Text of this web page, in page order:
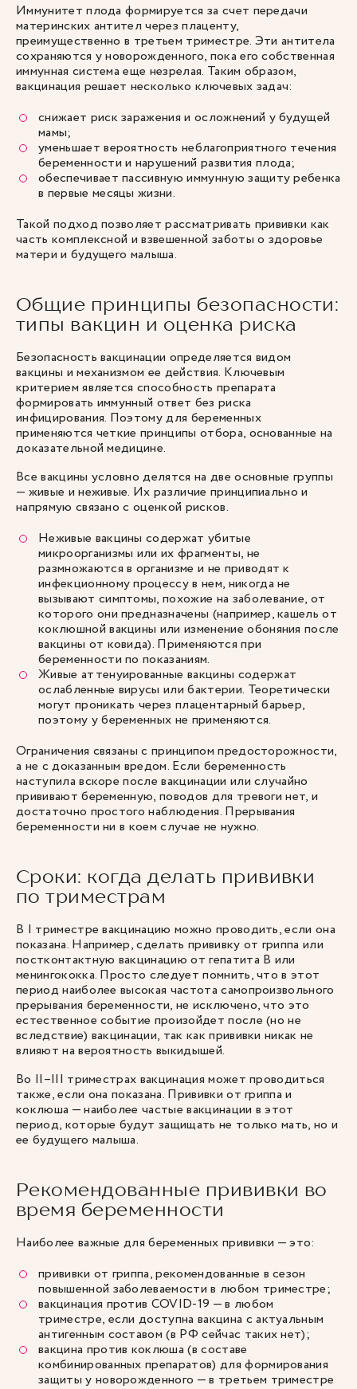
Иммунитет плода формируется за счет передачи
материнских антител через плаценту,
преимущественно в третьем триместре. Эти антитела
сохраняются у новорожденного, пока его собственная
иммунная система еще незрелая. Таким образом,
вакцинация решает несколько ключевых задач:
снижает риск заражения и осложнений у будущей
мамы;
уменьшает вероятность неблагоприятного течения
беременности и нарушений развития плода;
обеспечивает пассивную иммунную защиту ребенка
в первые месяцы жизни.
Такой подход позволяет рассматривать прививки как
часть комплексной и взвешенной заботы о здоровье
матери и будущего малыша.
Общие принципы безопасности:
типы вакцин и оценка риска
Безопасность вакцинации определяется видом
вакцины и механизмом ее действия. Ключевым
критерием является способность препарата
формировать иммунный ответ без риска
инфицирования. Поэтому для беременных
применяются четкие принципы отбора, основанные на
доказательной медицине.
Все вакцины условно делятся на две основные группы
— живые и неживые. Их различие принципиально и
напрямую связано с оценкой рисков.
Неживые вакцины содержат убитые
микроорганизмы или их фрагменты, не
размножаются в организме и не приводят к
инфекционному процессу в нем, никогда не
вызывают симптомы, похожие на заболевание, от
которого они предназначены (например, кашель от
коклюшной вакцины или изменение обоняния после
вакцины от ковида). Применяются при
беременности по показаниям.
Живые аттенуированные вакцины содержат
ослабленные вирусы или бактерии. Теоретически
могут проникать через плацентарный барьер,
поэтому у беременных не применяются.
Ограничения связаны с принципом предосторожности,
а не с доказанным вредом. Если беременность
наступила вскоре после вакцинации или случайно
прививают беременную, поводов для тревоги нет, и
достаточно простого наблюдения. Прерывания
беременности ни в коем случае не нужно.
Сроки: когда делать прививки
по триместрам
В I триместре вакцинацию можно проводить, если она
показана. Например, сделать прививку от гриппа или
постконтактную вакцинацию от гепатита В или
менингококка. Просто следует помнить, что в этот
период наиболее высокая частота самопроизвольного
прерывания беременности, не исключено, что это
естественное событие произойдет после (но не
вследствие) вакцинации, так как прививки никак не
влияют на вероятность выкидышей.
Во II–III триместрах вакцинация может проводиться
также, если она показана. Прививки от гриппа и
коклюша — наиболее частые вакцинации в этот
период, которые будут защищать не только мать, но и
ее будущего малыша.
Рекомендованные прививки во
время беременности
Наиболее важные для беременных прививки — это:
прививки от гриппа, рекомендованные в сезон
повышенной заболеваемости в любом триместре;
вакцинация против COVID-19 — в любом
триместре, если доступна вакцина с актуальным
антигенным составом (в РФ сейчас таких нет);
вакцина против коклюша (в составе
комбинированных препаратов) для формирования
защиты у новорожденного — в третьем триместре